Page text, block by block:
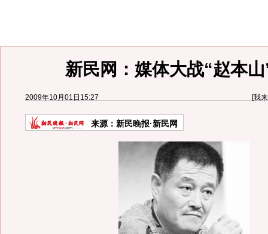
新民网：媒体大战“赵本
2009年10月01日15:27 [我
来源： 新民晚报·新民网